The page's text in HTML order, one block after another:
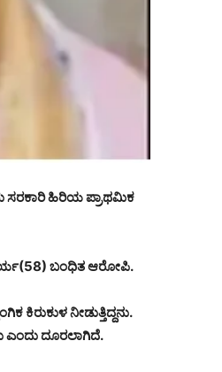
ಸರಕಾರಿ ಹಿರಿಯ ಪ್ರಾಥಮಿಕ
ಬಂಧಿತ ಆರೋಪಿ.
ನೀಡುತ್ತಿದ್ದನು.
ಎಂದು ದೂರಲಾಗಿದೆ.